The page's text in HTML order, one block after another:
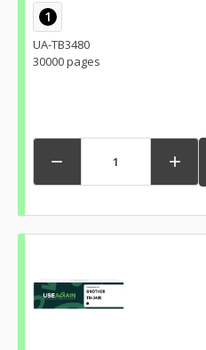
1
UA-TB3480
30000 pages
 